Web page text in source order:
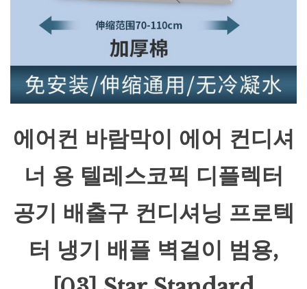
에어컨 바람막이 에어 컨디셔
너 용 텔레스코픽 디플렉터
공기 배출구 컨디셔닝 프로텍
터 냉기 배플 벽걸이 범용,